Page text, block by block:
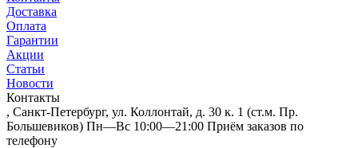
Art East
Доставка
Оплата
Гарантии
Акции
Статьи
Новости
Контакты
, Санкт-Петербург, ул. Коллонтай, д. 30 к. 1 (ст.м. Пр.
Большевиков) Пн—Вс 10:00—21:00 Приём заказов по
телефону